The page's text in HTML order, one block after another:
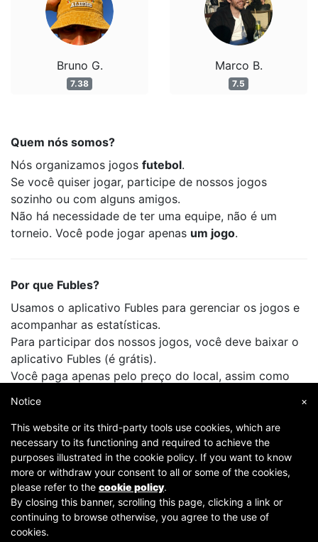
Bruno G.
7.38
Marco B.
7.5
Quem nós somos?
Nós organizamos jogos futebol.
Se você quiser jogar, participe de nossos jogos
sozinho ou com alguns amigos.
Não há necessidade de ter uma equipe, não é um
torneio. Você pode jogar apenas um jogo.
Por que Fubles?
Usamos o aplicativo Fubles para gerenciar os jogos e
acompanhar as estatísticas.
Para participar dos nossos jogos, você deve baixar o
aplicativo Fubles (é grátis).
Você paga apenas pelo preço do local, assim como
Copyright © 2007-2026 Fubles Srl, Via Disciplini 18, 20123 Milano - CF/P.IVA 06769730968 - Capitale
×
Notice
This website or its third-party tools use cookies, which are
necessary to its functioning and required to achieve the
purposes illustrated in the cookie policy. If you want to know
more or withdraw your consent to all or some of the cookies,
please refer to the cookie policy.
By closing this banner, scrolling this page, clicking a link or
continuing to browse otherwise, you agree to the use of
cookies.